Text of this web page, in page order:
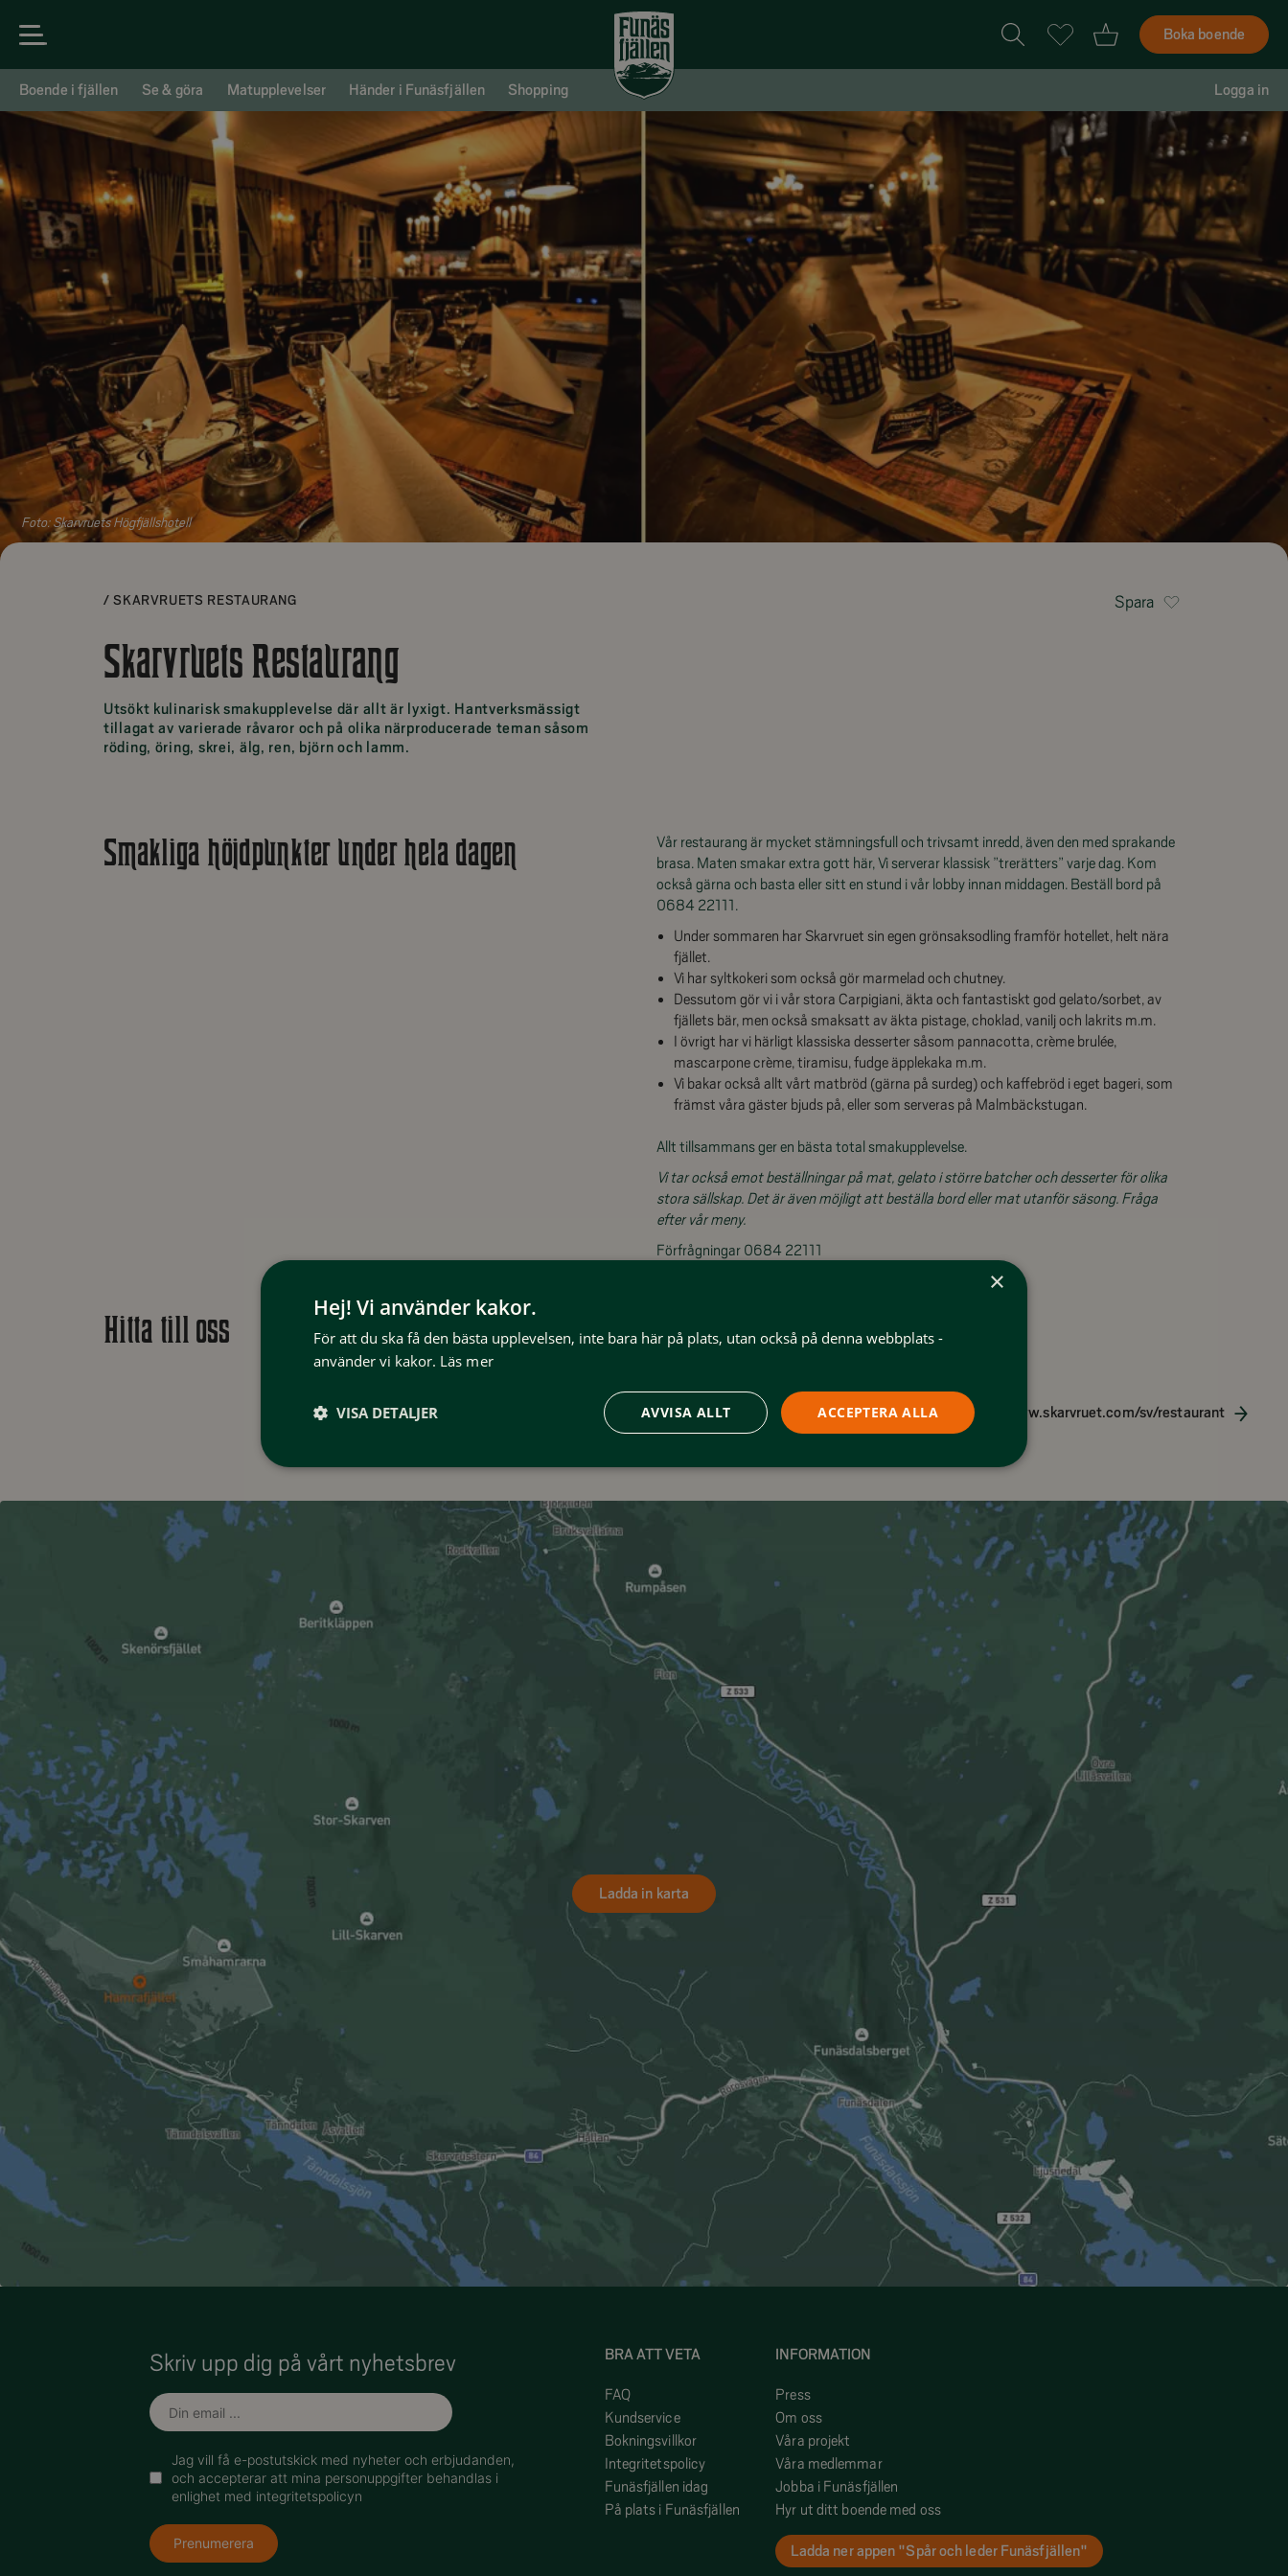
Boka boende
Boende i fjällen Se & göra Matupplevelser Händer i Funäsfjällen Shopping Logga in
Foto:Skarvruets Högfjällshotell
/SKARVRUETS RESTAURANG Spara
Skarvruets Restaurang
Utsökt kulinarisk smakupplevelse där allt är lyxigt. Hantverksmässigt
tillagat av varierade råvaror och på olika närproducerade teman såsom
röding, öring, skrei, älg, ren, björn och lamm.
Smakliga höjdpunkter under hela dagen
Vår restaurang är mycket stämningsfull och trivsamt inredd, även den med sprakande
brasa. Maten smakar extra gott här, Vi serverar klassisk ”trerätters” varje dag. Kom
också gärna och basta eller sitt en stund i vår lobby innan middagen. Beställ bord på
0684 22111.
Under sommaren har Skarvruet sin egen grönsaksodling framför hotellet, helt nära
fjället.
Vi har syltkokeri som också gör marmelad och chutney.
Dessutom gör vi i vår stora Carpigiani, äkta och fantastiskt god gelato/sorbet, av
fjällets bär, men också smaksatt av äkta pistage, choklad, vanilj och lakrits m.m.
I övrigt har vi härligt klassiska desserter såsom pannacotta, crème brulée,
mascarpone crème, tiramisu, fudge äpplekaka m.m.
Vi bakar också allt vårt matbröd (gärna på surdeg) och kaffebröd i eget bageri, som
främst våra gäster bjuds på, eller som serveras på Malmbäckstugan.
Allt tillsammans ger en bästa total smakupplevelse.
Vi tar också emot beställningar på mat, gelato i större batcher och desserter för olika
stora sällskap. Det är även möjligt att beställa bord eller mat utanför säsong. Fråga
efter vår meny.
Förfrågningar 0684 22111
Hitta till oss
Telefon: +46 (0)684-22 111
Högfjällshotell
@skarvruetshogfjallshotel www.skarvruet.com/sv/restaurant
Ladda in karta
Skriv upp dig på vårt nyhetsbrev
Jag vill få e-postutskick med nyheter och erbjudanden,
och accepterar att mina personuppgifter behandlas i
enlighet med integritetspolicyn
Prenumerera
BRA ATT VETA
FAQ
Kundservice
Bokningsvillkor
Integritetspolicy
Funäsfjällen idag
På plats i Funäsfjällen
INFORMATION
Press
Om oss
Våra projekt
Våra medlemmar
Jobba i Funäsfjällen
Hyr ut ditt boende med oss
Ladda ner appen "Spår och leder Funäsfjällen"
×
Hej! Vi använder kakor.
För att du ska få den bästa upplevelsen, inte bara här på plats, utan också på denna webbplats -
använder vi kakor. Läs mer
ACCEPTERA ALLA
AVVISA ALLT
VISA DETALJER